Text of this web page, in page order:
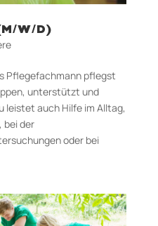
(M/W/D)
Pflegefachmann pflegst
unterstützt und
leistet auch Hilfe im Alltag,
bei der
oder bei